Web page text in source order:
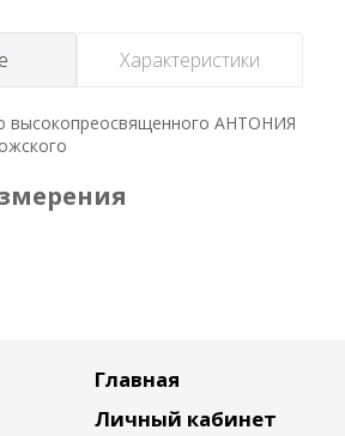
Характеристики
высокопреосвященного АНТОНИЯ
Главная
Личный кабинет